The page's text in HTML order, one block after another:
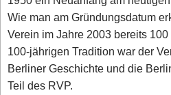
Wie man am Gründungsdatum
Verein im Jahre 2003 bereits
100-jährigen Tradition war der
Berliner Geschichte und die
Teil des RVP.